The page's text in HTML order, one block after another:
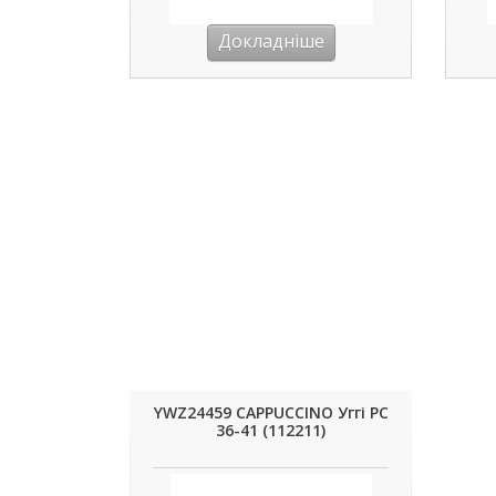
Докладніше
YWZ24459 CAPPUCCINO Уггі РС
36-41 (112211)